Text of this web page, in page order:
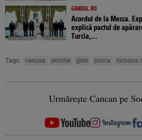
GANDUL.RO
Acordul de la Mecca.
explică pactul de
Turcia,...
Tags: cenusa emotie gest pisica ramona
Urmărește Cancan pe